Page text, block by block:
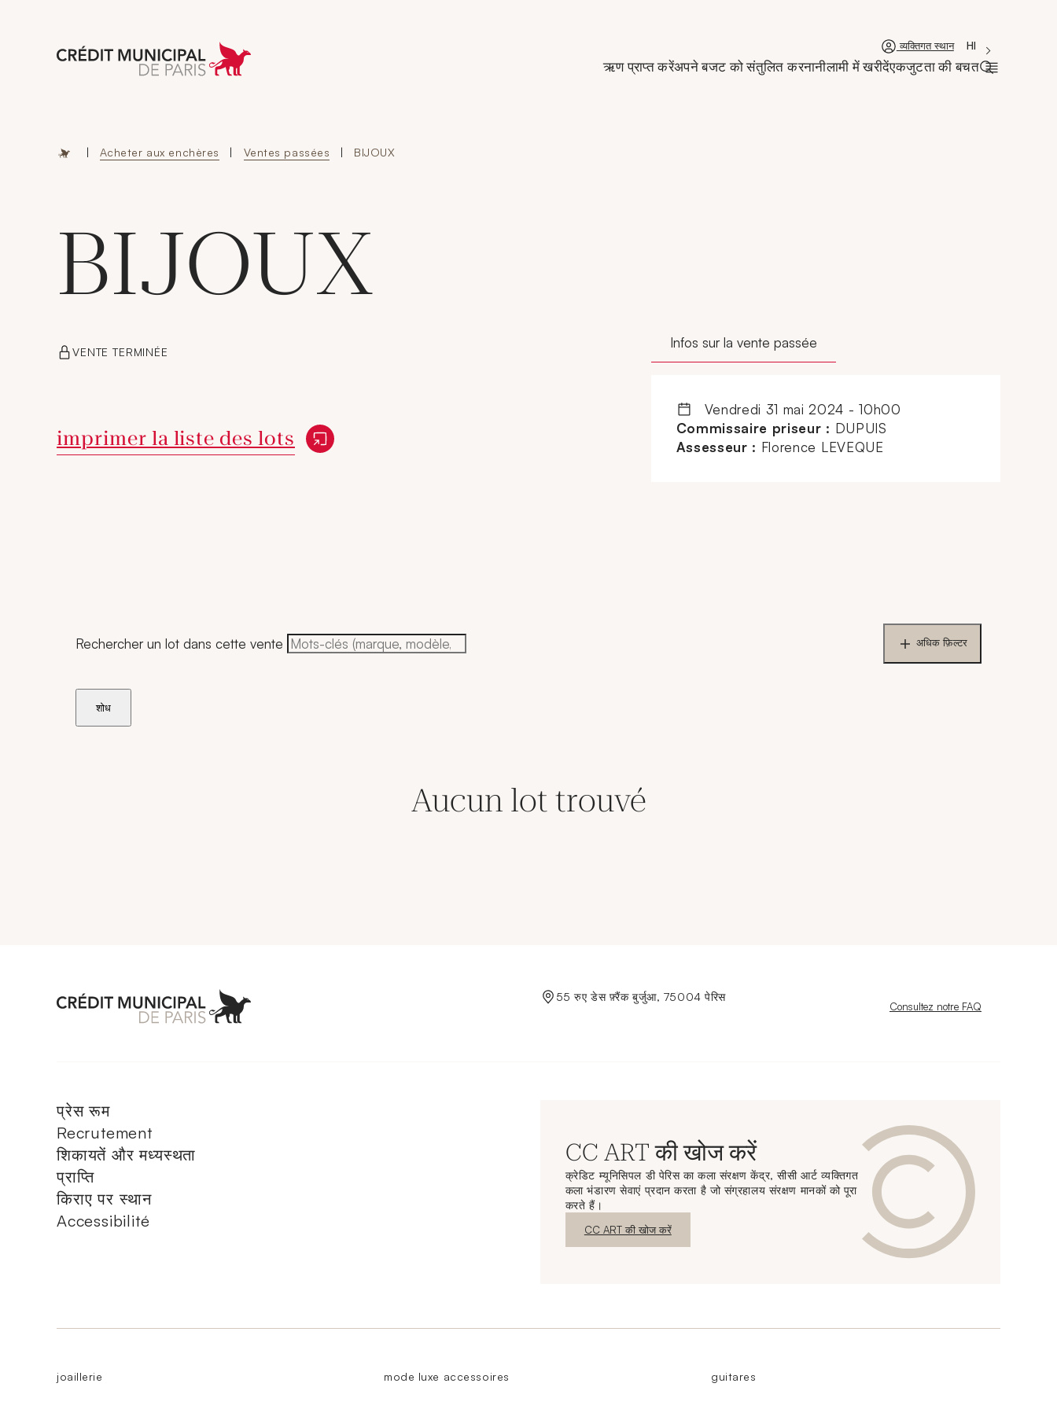
Aller à l'accueil de Crédit Municipal de Paris नई विंडोव्यक्तिगत स्थान 'Choisir une
La langue
HI
ऋण प्राप्त करेंअपने बजट को संतुलित करनानीलामी में खरीदेंएकजुटता की बचत
| Acheter aux enchères | Ventes passées | BIJOUX
BIJOUX
VENTE TERMINÉE
Nouvelle fenêtre
imprimer la liste des lots
Infos sur la vente passée
vendredi 31 mai 2024 - 10h00
Commissaire priseur : DUPUIS
Assesseur : Florence LEVEQUE
Rechercher un lot dans cette vente अधिक फ़िल्टर
शोध
Aucun lot trouvé
Aller à l'accueil de Crédit Municipal de Paris 55 रुए डेस फ़्रैंक बुर्जुआ, 75004 पेरिस
Nouvelle fenêtre
Consultez notre FAQ
प्रेस रूम
Recrutement
शिकायतें और मध्यस्थता
प्राप्ति
किराए पर स्थान
Accessibilité
CC ART की खोज करें
क्रेडिट म्यूनिसिपल डी पेरिस का कला संरक्षण केंद्र, सीसी आर्ट व्यक्तिगत
कला भंडारण सेवाएं प्रदान करता है जो संग्रहालय संरक्षण मानकों को पूरा
करते हैं।
नई विंडो
CC ART की खोज करें
joaillerie mode luxe accessoires guitares